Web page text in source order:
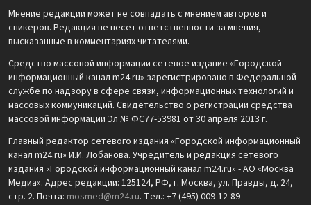
Мнение редакции может не совпадать с мнением авторов и
спикеров. Редакция не несет ответственности за мнения,
высказанные в комментариях читателями.
Средство массовой информации сетевое издание «Городской
информационный канал m24.ru» зарегистрировано в Федеральной
службе по надзору в сфере связи, информационных технологий и
массовых коммуникаций. Свидетельство о регистрации средства
массовой информации Эл № ФС77-53981 от 30 апреля 2013 г.
Главный редактор сетевого издания «Городской информационный
канал m24.ru» И.И. Лобанова. Учредитель и редакция сетевого
издания «Городской информационный канал m24.ru» - АО «Москва
Медиа». Адрес редакции: 125124, РФ, г. Москва, ул. Правды, д. 24,
стр. 2. Почта: mosmed@m24.ru. Тел.: +7 (495) 009-12-89